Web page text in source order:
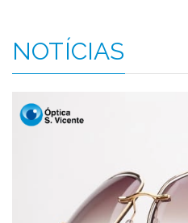
NOTÍCIAS